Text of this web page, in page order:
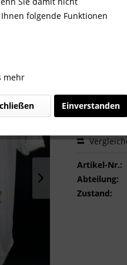
Sofort
Artikel-Nr.:
Abteilung:
Zustand:
folgende Funktionen
mehr
Einverstanden